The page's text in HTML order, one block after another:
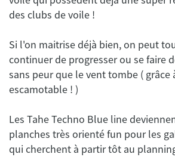
Si l'on maitrise déjà bien, on peut
continuer de progresser ou se faire
sans peur que le vent tombe ( grâce
Les Tahe Techno Blue line
planches très orienté fun pour les
qui cherchent à partir tôt au